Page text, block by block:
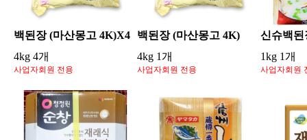
백된장 (마산몽고 4K)X4
4kg 4개
사업자회원 전용
백된장 (마산몽고 4K)
4kg 1개
사업자회원 전용
신슈백된
1kg 1개
사업자회원